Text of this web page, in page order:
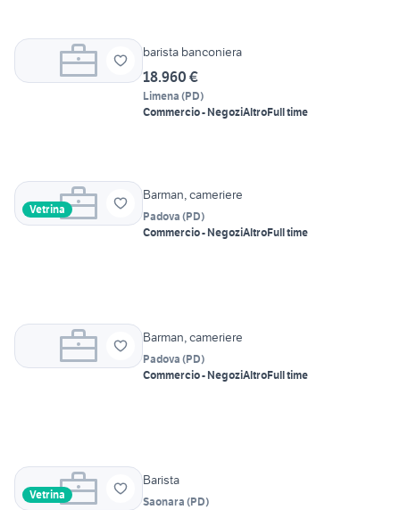
barista banconiera
18.960 €
Limena (PD)
Commercio - NegoziAltroFull time
Vetrina
Barman, cameriere
Padova (PD)
Commercio - NegoziAltroFull time
Barman, cameriere
Padova (PD)
Commercio - NegoziAltroFull time
Vetrina
Barista
Saonara (PD)